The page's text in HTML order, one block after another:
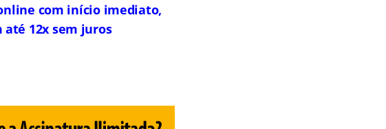
com início imediato,
12x sem juros